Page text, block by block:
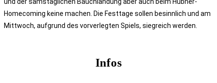
Homecoming keine machen. Die Festtage sollen besinnlich und am
Mittwoch, aufgrund des vorverlegten Spiels, siegreich werden.
Infos